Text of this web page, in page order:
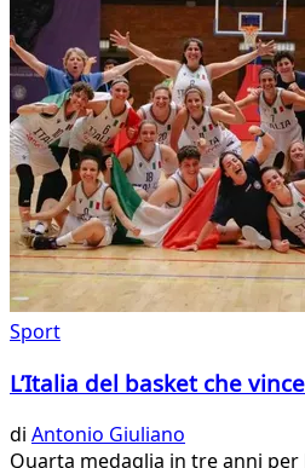
Sport
L’Italia del basket che
di Antonio Giuliano
Quarta medaglia in tre anni per